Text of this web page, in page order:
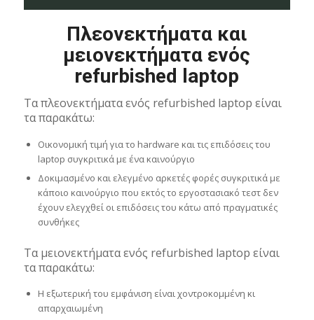
Πλεονεκτήματα και
μειονεκτήματα ενός
refurbished laptop
Τα πλεονεκτήματα ενός refurbished laptop είναι
τα παρακάτω:
Οικονομική τιμή για το hardware και τις επιδόσεις του
laptop συγκριτικά με ένα καινούργιο
Δοκιμασμένο και ελεγμένο αρκετές φορές συγκριτικά με
κάποιο καινούργιο που εκτός το εργοστασιακό τεστ δεν
έχουν ελεγχθεί οι επιδόσεις του κάτω από πραγματικές
συνθήκες
Τα μειονεκτήματα ενός refurbished laptop είναι
τα παρακάτω:
Η εξωτερική του εμφάνιση είναι χοντροκομμένη κι
απαρχαιωμένη